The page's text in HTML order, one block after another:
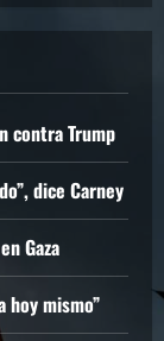
contra Trump
dice Carney
Gaza
hoy mismo”